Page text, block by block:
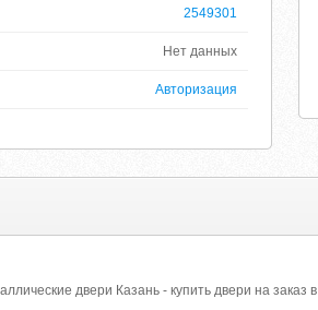
2549301
Нет данных
Авторизация
двери Казань - купить двери на заказ в